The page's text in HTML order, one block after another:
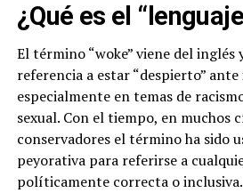
¿Qué es el
El término “woke” viene del
referencia a estar “despierto”
especialmente en temas de
sexual. Con el tiempo, en muchos
conservadores el término ha sido
peyorativa para referirse a
políticamente correcta o inclusiva.